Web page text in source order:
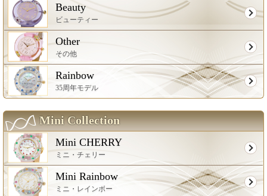
Beauty
ビューティー
Other
その他
Rainbow
35周年モデル
Mini Collection
Mini CHERRY
ミニ・チェリー
Mini Rainbow
ミニ・レインボー